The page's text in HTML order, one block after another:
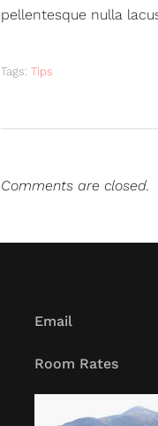
pellentesque nulla
Tags: Tips
Comments are closed.
Email
Room Rates